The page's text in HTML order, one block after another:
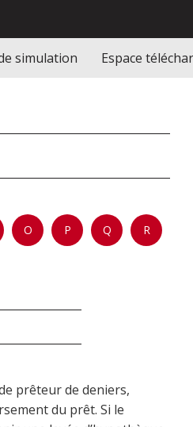
simulation Espace
O P Q R
prêteur de deniers,
du prêt. Si le